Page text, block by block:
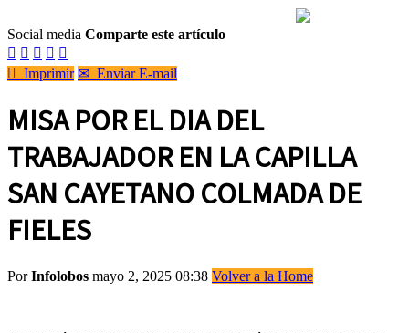
Social media Comparte este artículo
    
 Imprimir ✉ Enviar E-mail
MISA POR EL DIA DEL
TRABAJADOR EN LA CAPILLA
SAN CAYETANO COLMADA DE
FIELES
PorInfolobos mayo 2, 2025 08:38 Volver a la Home